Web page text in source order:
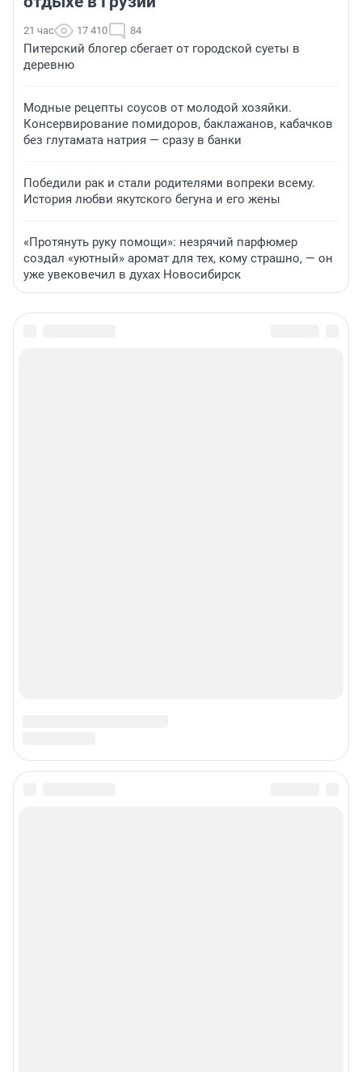
21 час 17 410 84
Питерский блогер сбегает от городской суеты в
деревню
Модные рецепты соусов от молодой хозяйки.
Консервирование помидоров, баклажанов, кабачков
без глутамата натрия — сразу в банки
Победили рак и стали родителями вопреки всему.
История любви якутского бегуна и его жены
«Протянуть руку помощи»: незрячий парфюмер
создал «уютный» аромат для тех, кому страшно, — он
уже увековечил в духах Новосибирск